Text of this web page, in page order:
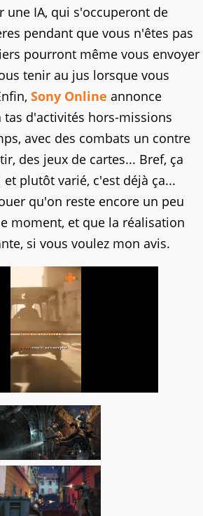
une IA, qui s'occuperont de
pendant que vous n'êtes pas
pourront même vous envoyer
tenir au jus lorsque vous
Sony Online annonce
d'activités hors-missions
avec des combats un contre
des jeux de cartes... Bref, ça
plutôt varié, c'est déjà ça...
qu'on reste encore un peu
moment, et que la réalisation
si vous voulez mon avis.